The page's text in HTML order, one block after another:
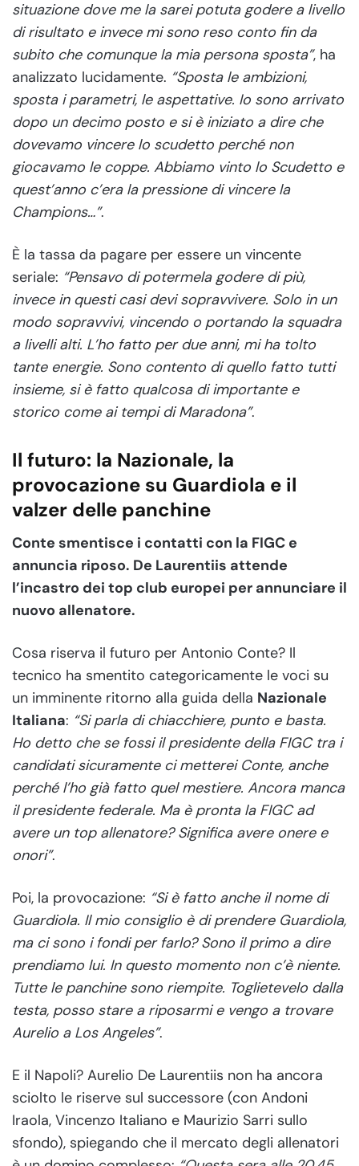
situazione dove me la sarei potuta godere a livello
di risultato e invece mi sono reso conto fin da
subito che comunque la mia persona sposta”, ha
analizzato lucidamente. “Sposta le ambizioni,
sposta i parametri, le aspettative. Io sono arrivato
dopo un decimo posto e si è iniziato a dire che
dovevamo vincere lo scudetto perché non
giocavamo le coppe. Abbiamo vinto lo Scudetto e
quest’anno c’era la pressione di vincere la
Champions…”.
È la tassa da pagare per essere un vincente
seriale: “Pensavo di potermela godere di più,
invece in questi casi devi sopravvivere. Solo in un
modo sopravvivi, vincendo o portando la squadra
a livelli alti. L’ho fatto per due anni, mi ha tolto
tante energie. Sono contento di quello fatto tutti
insieme, si è fatto qualcosa di importante e
storico come ai tempi di Maradona”.
Il futuro: la Nazionale, la
provocazione su Guardiola e il
valzer delle panchine
Conte smentisce i contatti con la FIGC e
annuncia riposo. De Laurentiis attende
l’incastro dei top club europei per annunciare il
nuovo allenatore.
Cosa riserva il futuro per Antonio Conte? Il
tecnico ha smentito categoricamente le voci su
un imminente ritorno alla guida della Nazionale
Italiana: “Si parla di chiacchiere, punto e basta.
Ho detto che se fossi il presidente della FIGC tra i
candidati sicuramente ci metterei Conte, anche
perché l’ho già fatto quel mestiere. Ancora manca
il presidente federale. Ma è pronta la FIGC ad
avere un top allenatore? Significa avere onere e
onori”.
Poi, la provocazione: “Si è fatto anche il nome di
Guardiola. Il mio consiglio è di prendere Guardiola,
ma ci sono i fondi per farlo? Sono il primo a dire
prendiamo lui. In questo momento non c’è niente.
Tutte le panchine sono riempite. Toglietevelo dalla
testa, posso stare a riposarmi e vengo a trovare
Aurelio a Los Angeles”.
E il Napoli? Aurelio De Laurentiis non ha ancora
sciolto le riserve sul successore (con Andoni
Iraola, Vincenzo Italiano e Maurizio Sarri sullo
sfondo), spiegando che il mercato degli allenatori